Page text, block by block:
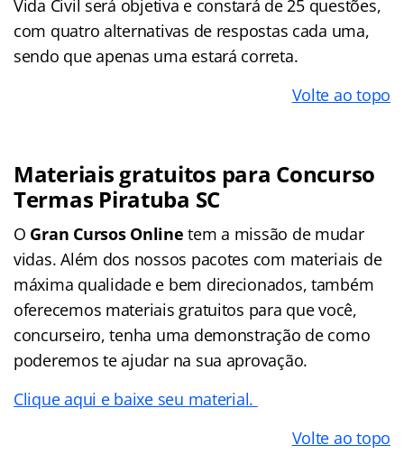
Vida Civil será objetiva e constará de 25 questões,
com quatro alternativas de respostas cada uma,
sendo que apenas uma estará correta.
Volte ao topo
Materiais gratuitos para Concurso
Termas Piratuba SC
O Gran Cursos Onlinetem a missão de mudar
vidas. Além dos nossos pacotes com materiais de
máxima qualidade e bem direcionados, também
oferecemos materiais gratuitos para que você,
concurseiro, tenha uma demonstração de como
poderemos te ajudar na sua aprovação.
Clique aqui e baixe seu material.
Volte ao topo